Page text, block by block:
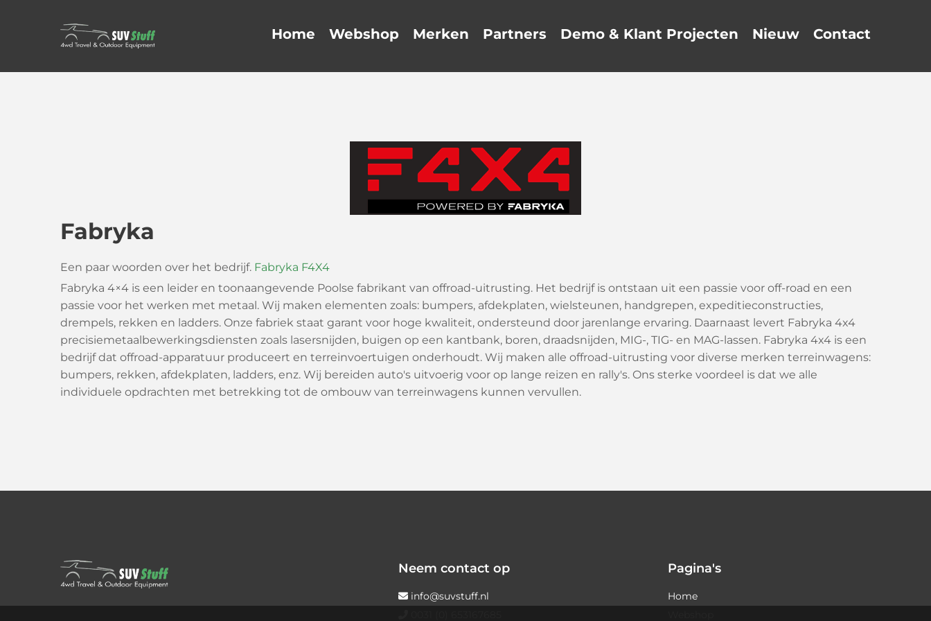
Home Webshop Merken Partners Demo & Klant Projecten Nieuw Contact
Fabryka
Een paar woorden over het bedrijf. Fabryka F4X4
Fabryka 4×4 is een leider en toonaangevende Poolse fabrikant van offroad-uitrusting. Het bedrijf is ontstaan ​​uit een passie voor off-road en een
passie voor het werken met metaal. Wij maken elementen zoals: bumpers, afdekplaten, wielsteunen, handgrepen, expeditieconstructies,
drempels, rekken en ladders. Onze fabriek staat garant voor hoge kwaliteit, ondersteund door jarenlange ervaring. Daarnaast levert Fabryka 4x4
precisiemetaalbewerkingsdiensten zoals lasersnijden, buigen op een kantbank, boren, draadsnijden, MIG-, TIG- en MAG-lassen. Fabryka 4x4 is een
bedrijf dat offroad-apparatuur produceert en terreinvoertuigen onderhoudt. Wij maken alle offroad-uitrusting voor diverse merken terreinwagens:
bumpers, rekken, afdekplaten, ladders, enz. Wij bereiden auto's uitvoerig voor op lange reizen en rally's. Ons sterke voordeel is dat we alle
individuele opdrachten met betrekking tot de ombouw van terreinwagens kunnen vervullen.
Neem contact op
info@suvstuff.nl
Pagina's
Home